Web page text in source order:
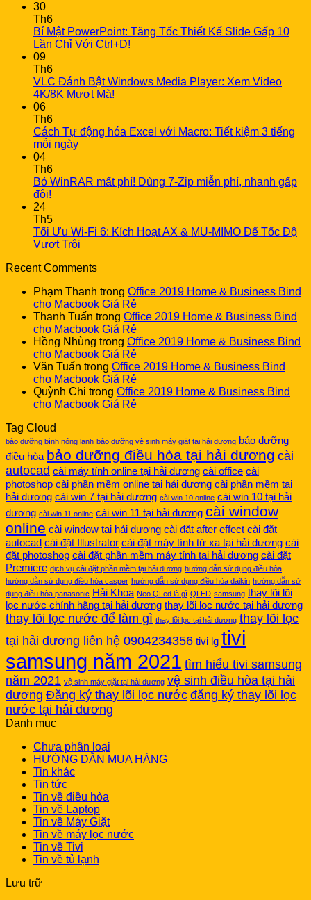
30
Th6
Bí Mật PowerPoint: Tăng Tốc Thiết Kế Slide Gấp 10
Lần Chỉ Với Ctrl+D!
09
Th6
VLC Đánh Bật Windows Media Player: Xem Video
4K/8K Mượt Mà!
06
Th6
Cách Tự động hóa Excel với Macro: Tiết kiệm 3 tiếng
mỗi ngày
04
Th6
Bỏ WinRAR mất phí! Dùng 7-Zip miễn phí, nhanh gấp
đôi!
24
Th5
Tối Ưu Wi-Fi 6: Kích Hoạt AX & MU-MIMO Để Tốc Độ
Vượt Trội
Recent Comments
Phạm Thanh trong Office 2019 Home & Business Bind
cho Macbook Giá Rẻ
Thanh Tuấn trong Office 2019 Home & Business Bind
cho Macbook Giá Rẻ
Hồng Nhùng trong Office 2019 Home & Business Bind
cho Macbook Giá Rẻ
Văn Tuấn trong Office 2019 Home & Business Bind
cho Macbook Giá Rẻ
Quỳnh Chi trong Office 2019 Home & Business Bind
cho Macbook Giá Rẻ
Tag Cloud
bảo dưỡng bình nóng lạnh bảo dưỡng vệ sinh máy giặt tại hải dương bảo dưỡng
điều hòa bảo dưỡng điều hòa tại hải dương cài
autocad cài máy tính online tại hải dương cài office cài
photoshop cài phần mềm online tại hải dương cài phần mềm tại
hải dương cài win 7 tại hải dương cài win 10 online cài win 10 tại hải
dương cài win 11 online cài win 11 tại hải dương cài window
online cài window tại hải dương cài đặt after effect cài đặt
autocad cài đặt Illustrator cài đặt máy tính từ xa tại hải dương cài
đặt photoshop cài đặt phần mềm máy tính tại hải dương cài đặt
Premiere dịch vụ cài đặt phần mềm tại hải dương hướng dẫn sử dụng điều hòa
hướng dẫn sử dụng điều hòa casper hướng dẫn sử dụng điều hòa daikin hướng dẫn sử
dụng điều hòa panasonic Hải Khoa Neo QLed là gì QLED samsung thay lõi lõi
lọc nước chính hãng tại hải dương thay lõi lọc nước tại hải dương
thay lõi lọc nước để làm gì thay lõi lọc tại hải dương thay lõi lọc
tại hải dương liên hệ 0904234356 tivi lg tivi
samsung năm 2021 tìm hiểu tivi samsung
năm 2021 vệ sinh máy giặt tại hải dương vệ sinh điều hòa tại hải
dương Đăng ký thay lõi lọc nước đăng ký thay lõi lọc
nước tại hải dương
Danh mục
Chưa phân loại
HƯỚNG DẪN MUA HÀNG
Tin khác
Tin tức
Tin về điều hòa
Tin về Laptop
Tin về Máy Giặt
Tin về máy lọc nước
Tin về Tivi
Tin về tủ lạnh
Lưu trữ